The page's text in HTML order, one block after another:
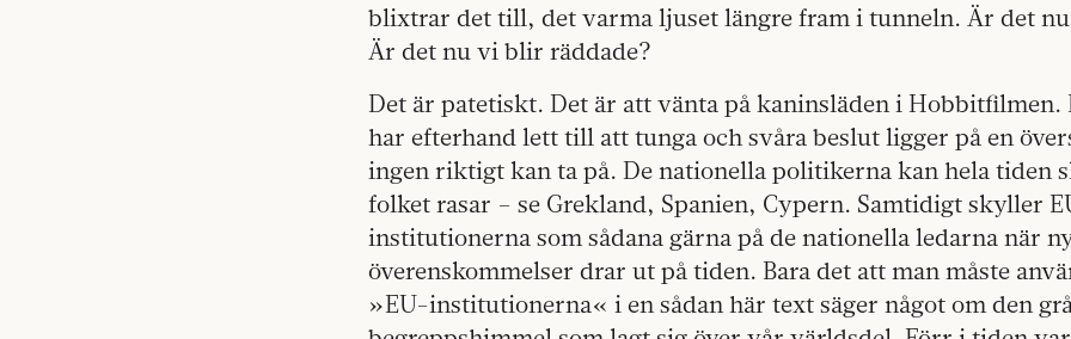
blixtrar det till, det varma ljuset längre fram i tunneln. Är det
Är det nu vi blir räddade?
Det är patetiskt. Det är att vänta på kaninsläden i
har efterhand lett till att tunga och svåra beslut ligger på en
ingen riktigt kan ta på. De nationella politikerna kan hela tiden
folket rasar – se Grekland, Spanien, Cypern. Samtidigt skyller
institutionerna som sådana gärna på de nationella ledarna när
överenskommelser drar ut på tiden. Bara det att man måste
»EU-institutionerna« i en sådan här text säger något om den